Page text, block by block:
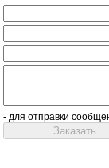
- для отправки